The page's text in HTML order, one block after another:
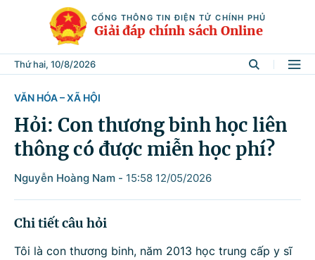
CỔNG THÔNG TIN ĐIỆN TỬ CHÍNH PHỦ
Giải đáp chính sách Online
Thứ hai, 10/8/2026
Tìm kiếm
Từ khóa
VĂN HÓA – XÃ HỘI
Hỏi: Con thương binh học liên
thông có được miễn học phí?
Nguyễn Hoàng Nam - 15:58 12/05/2026
Chi tiết câu hỏi
Tôi là con thương binh, năm 2013 học trung cấp y sĩ